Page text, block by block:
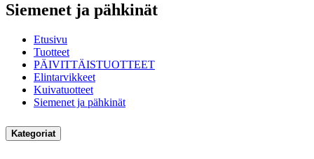
Siemenet ja pähkinät
Etusivu
Tuotteet
PÄIVITTÄISTUOTTEET
Elintarvikkeet
Kuivatuotteet
Siemenet ja pähkinät
Kategoriat